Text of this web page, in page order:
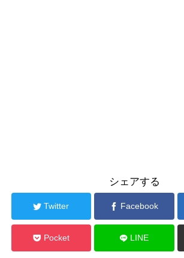
シェアする
Twitter Facebook
Pocket LINE